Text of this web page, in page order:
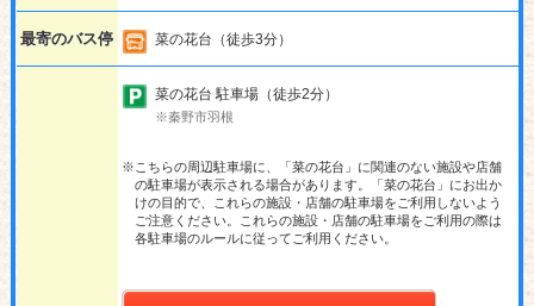
最寄のバス停 菜の花台（徒歩3分）
菜の花台 駐車場（徒歩2分）
※秦野市羽根
※こちらの周辺駐車場に、「菜の花台」に関連のない施設や店舗
の駐車場が表示される場合があります。「菜の花台」にお出か
けの目的で、これらの施設・店舗の駐車場をご利用しないよう
ご注意ください。これらの施設・店舗の駐車場をご利用の際は
各駐車場のルールに従ってご利用ください。